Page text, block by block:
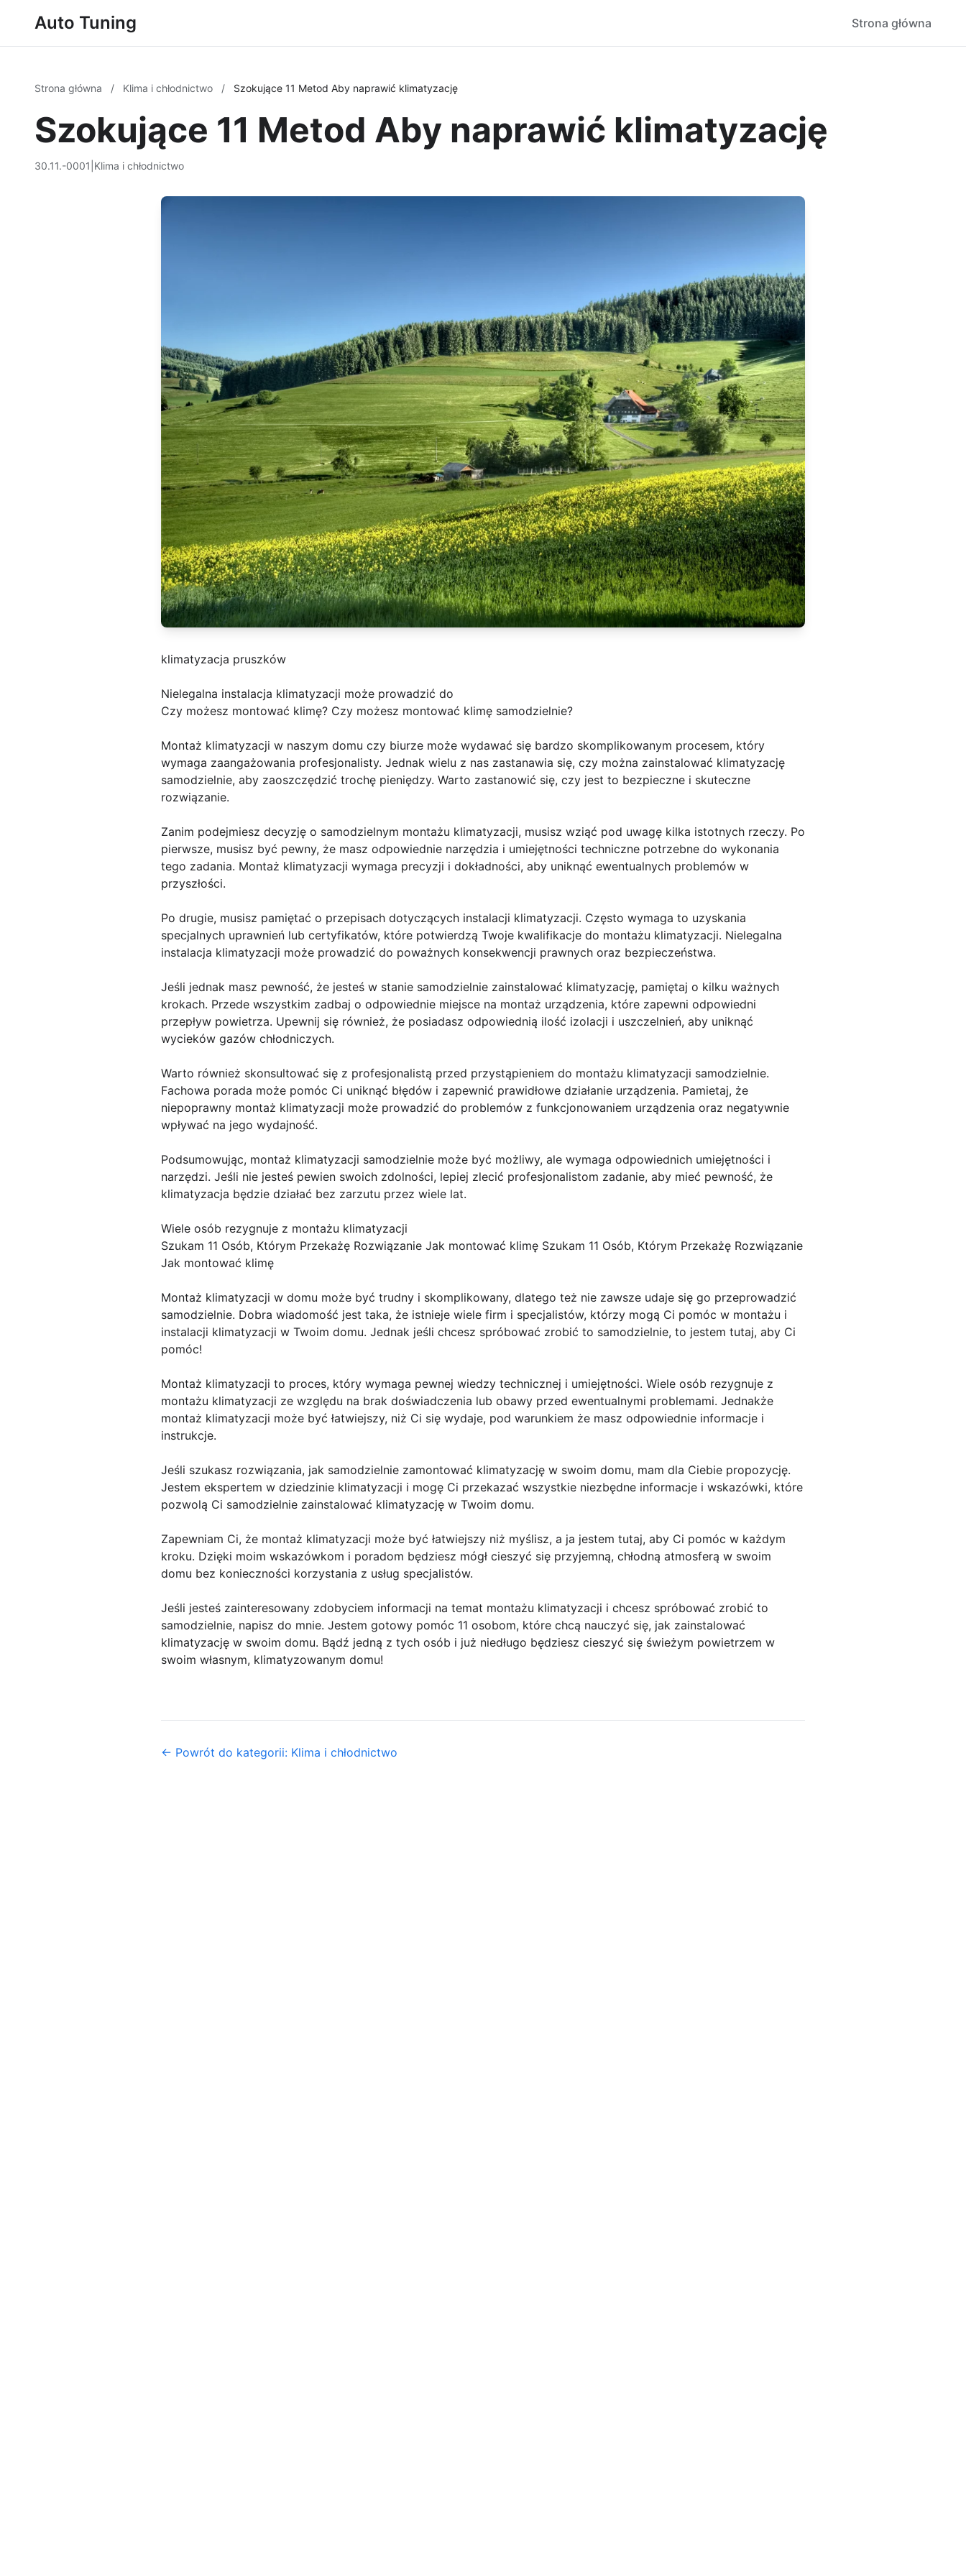
Auto Tuning Strona główna
Strona główna / Klima i chłodnictwo / Szokujące 11 Metod Aby naprawić klimatyzację
Szokujące 11 Metod Aby naprawić klimatyzację
30.11.-0001 Klima i chłodnictwo
klimatyzacja pruszków
Nielegalna instalacja klimatyzacji może prowadzić do
Czy możesz montować klimę? Czy możesz montować klimę samodzielnie?
Montaż klimatyzacji w naszym domu czy biurze może wydawać się bardzo skomplikowanym procesem, który
wymaga zaangażowania profesjonalisty. Jednak wielu z nas zastanawia się, czy można zainstalować klimatyzację
samodzielnie, aby zaoszczędzić trochę pieniędzy. Warto zastanowić się, czy jest to bezpieczne i skuteczne
rozwiązanie.
Zanim podejmiesz decyzję o samodzielnym montażu klimatyzacji, musisz wziąć pod uwagę kilka istotnych rzeczy. Po
pierwsze, musisz być pewny, że masz odpowiednie narzędzia i umiejętności techniczne potrzebne do wykonania
tego zadania. Montaż klimatyzacji wymaga precyzji i dokładności, aby uniknąć ewentualnych problemów w
przyszłości.
Po drugie, musisz pamiętać o przepisach dotyczących instalacji klimatyzacji. Często wymaga to uzyskania
specjalnych uprawnień lub certyfikatów, które potwierdzą Twoje kwalifikacje do montażu klimatyzacji. Nielegalna
instalacja klimatyzacji może prowadzić do poważnych konsekwencji prawnych oraz bezpieczeństwa.
Jeśli jednak masz pewność, że jesteś w stanie samodzielnie zainstalować klimatyzację, pamiętaj o kilku ważnych
krokach. Przede wszystkim zadbaj o odpowiednie miejsce na montaż urządzenia, które zapewni odpowiedni
przepływ powietrza. Upewnij się również, że posiadasz odpowiednią ilość izolacji i uszczelnień, aby uniknąć
wycieków gazów chłodniczych.
Warto również skonsultować się z profesjonalistą przed przystąpieniem do montażu klimatyzacji samodzielnie.
Fachowa porada może pomóc Ci uniknąć błędów i zapewnić prawidłowe działanie urządzenia. Pamietaj, że
niepoprawny montaż klimatyzacji może prowadzić do problemów z funkcjonowaniem urządzenia oraz negatywnie
wpływać na jego wydajność.
Podsumowując, montaż klimatyzacji samodzielnie może być możliwy, ale wymaga odpowiednich umiejętności i
narzędzi. Jeśli nie jesteś pewien swoich zdolności, lepiej zlecić profesjonalistom zadanie, aby mieć pewność, że
klimatyzacja będzie działać bez zarzutu przez wiele lat.
Wiele osób rezygnuje z montażu klimatyzacji
Szukam 11 Osób, Którym Przekażę Rozwiązanie Jak montować klimę Szukam 11 Osób, Którym Przekażę Rozwiązanie
Jak montować klimę
Montaż klimatyzacji w domu może być trudny i skomplikowany, dlatego też nie zawsze udaje się go przeprowadzić
samodzielnie. Dobra wiadomość jest taka, że istnieje wiele firm i specjalistów, którzy mogą Ci pomóc w montażu i
instalacji klimatyzacji w Twoim domu. Jednak jeśli chcesz spróbować zrobić to samodzielnie, to jestem tutaj, aby Ci
pomóc!
Montaż klimatyzacji to proces, który wymaga pewnej wiedzy technicznej i umiejętności. Wiele osób rezygnuje z
montażu klimatyzacji ze względu na brak doświadczenia lub obawy przed ewentualnymi problemami. Jednakże
montaż klimatyzacji może być łatwiejszy, niż Ci się wydaje, pod warunkiem że masz odpowiednie informacje i
instrukcje.
Jeśli szukasz rozwiązania, jak samodzielnie zamontować klimatyzację w swoim domu, mam dla Ciebie propozycję.
Jestem ekspertem w dziedzinie klimatyzacji i mogę Ci przekazać wszystkie niezbędne informacje i wskazówki, które
pozwolą Ci samodzielnie zainstalować klimatyzację w Twoim domu.
Zapewniam Ci, że montaż klimatyzacji może być łatwiejszy niż myślisz, a ja jestem tutaj, aby Ci pomóc w każdym
kroku. Dzięki moim wskazówkom i poradom będziesz mógł cieszyć się przyjemną, chłodną atmosferą w swoim
domu bez konieczności korzystania z usług specjalistów.
Jeśli jesteś zainteresowany zdobyciem informacji na temat montażu klimatyzacji i chcesz spróbować zrobić to
samodzielnie, napisz do mnie. Jestem gotowy pomóc 11 osobom, które chcą nauczyć się, jak zainstalować
klimatyzację w swoim domu. Bądź jedną z tych osób i już niedługo będziesz cieszyć się świeżym powietrzem w
swoim własnym, klimatyzowanym domu!
← Powrót do kategorii: Klima i chłodnictwo